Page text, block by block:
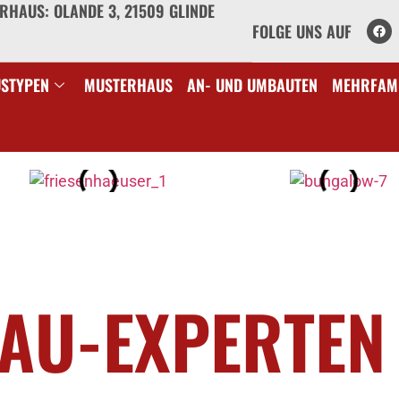
OLANDE 3, 21509 GLINDE
FOLGE UNS AUF
MUSTERHAUS AN- UND UMBAUTEN